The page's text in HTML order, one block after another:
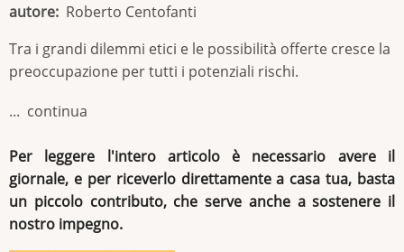
autore Roberto Centofanti
Tra i grandi dilemmi etici e le possibilità offerte cresce la
preoccupazione per tutti i potenziali rischi.
... continua
Per leggere l'intero articolo è necessario avere il
giornale, e per riceverlo direttamente a casa tua, basta
un piccolo contributo, che serve anche a sostenere il
nostro impegno.